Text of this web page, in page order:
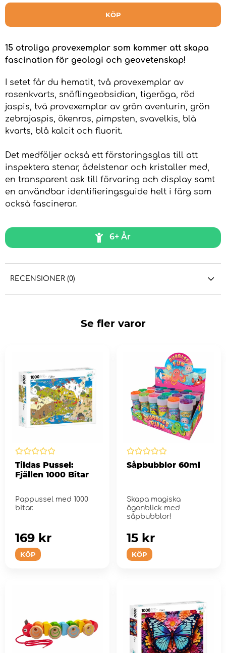
KÖP
15 otroliga provexemplar som kommer att skapa
fascination för geologi och geovetenskap!
I setet får du hematit, två provexemplar av
rosenkvarts, snöflingeobsidian, tigeröga, röd
jaspis, två provexemplar av grön aventurin, grön
zebrajaspis, ökenros, pimpsten, svavelkis, blå
kvarts, blå kalcit och fluorit.
Det medföljer också ett förstoringsglas till att
inspektera stenar, ädelstenar och kristaller med,
en transparent ask till förvaring och display samt
en användbar identifieringsguide helt i färg som
också fascinerar.
6+ År
RECENSIONER (0)
Se fler varor
Tildas Pussel:
Fjällen 1000 Bitar
Pappussel med 1000
bitar.
KÖP
169 kr
Såpbubblor 60ml
Skapa magiska
ögonblick med
såpbubblor!
KÖP
15 kr